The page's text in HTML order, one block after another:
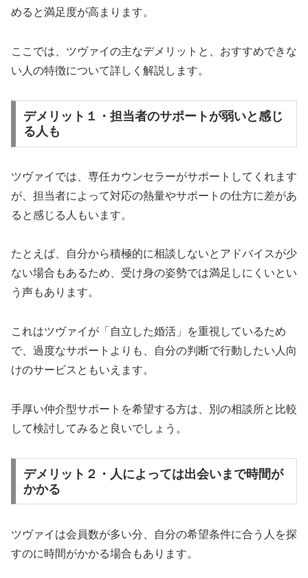
めると満足度が高まります。
ここでは、ツヴァイの主なデメリットと、おすすめできな
い人の特徴について詳しく解説します。
デメリット１・担当者のサポートが弱いと感じ
る人も
ツヴァイでは、専任カウンセラーがサポートしてくれます
が、担当者によって対応の熱量やサポートの仕方に差があ
ると感じる人もいます。
たとえば、自分から積極的に相談しないとアドバイスが少
ない場合もあるため、受け身の姿勢では満足しにくいとい
う声もあります。
これはツヴァイが「自立した婚活」を重視しているため
で、過度なサポートよりも、自分の判断で行動したい人向
けのサービスともいえます。
手厚い仲介型サポートを希望する方は、別の相談所と比較
して検討してみると良いでしょう。
デメリット２・人によっては出会いまで時間が
かかる
ツヴァイは会員数が多い分、自分の希望条件に合う人を探
すのに時間がかかる場合もあります。